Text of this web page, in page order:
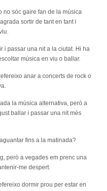
no sóc gaire fan de la música
sortir de tant en tant i
i passar una nit a la ciutat. Hi ha
música en viu o ballar.
anar a concerts de rock o
la música alternativa, però a
ballar i passar una nit més
fins a la matinada?
però a vegades em prenc una
me despert.
dormir prou per estar en